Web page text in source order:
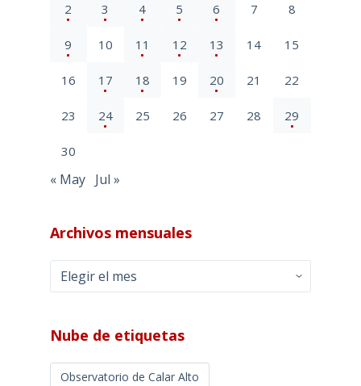
2 3 4 5 6 7 8
9 10 11 12 13 14 15
16 17 18 19 20 21 22
23 24 25 26 27 28 29
30
« May Jul »
Archivos mensuales
Archivos
mensuales
Nube de etiquetas
Observatorio de Calar Alto